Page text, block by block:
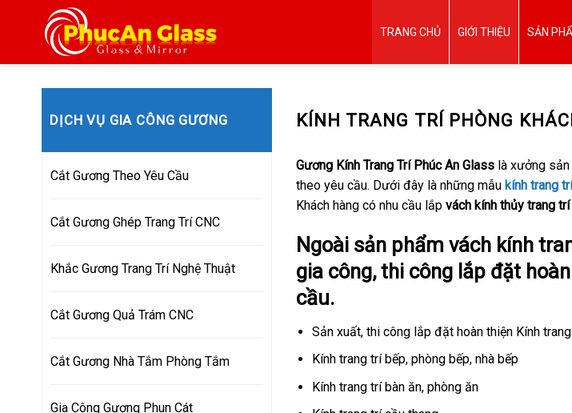
TRANG CHỦ GIỚI THIỆU SẢN
KÍNH TRANG TRÍ PHÒNG
Gương Kính Trang Trí Phúc An Glasslà xưởng sản
theo yêu cầu. Dưới đây là những mẫu kính trang
Khách hàng có nhu cầu lắp vách kính thủy trang
Ngoài sản phẩm vách kính
gia công, thi công lắp đặt
cầu.
Sản xuất, thi công lắp đặt hoàn thiện Kính
Kính trang trí bếp, phòng bếp, nhà bếp
Kính trang trí bàn ăn, phòng ăn
DỊCH VỤ GIA CÔNG GƯƠNG
Cắt Gương Theo Yêu Cầu
Cắt Gương Ghép Trang Trí CNC
Khắc Gương Trang Trí Nghệ Thuật
Cắt Gương Quả Trám CNC
Cắt Gương Nhà Tắm Phòng Tắm
Gia Công Gương Phun Cát